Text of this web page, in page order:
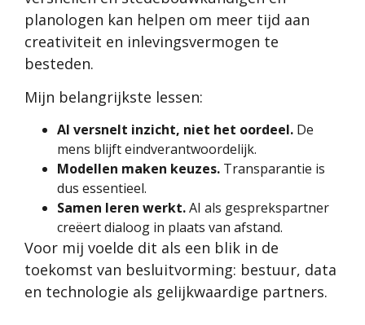
planologen kan helpen om meer tijd aan
creativiteit en inlevingsvermogen te
besteden.
Mijn belangrijkste lessen:
AI versnelt inzicht, niet het oordeel. De
mens blijft eindverantwoordelijk.
Modellen maken keuzes. Transparantie is
dus essentieel.
Samen leren werkt.AI als gesprekspartner
creëert dialoog in plaats van afstand.
Voor mij voelde dit als een blik in de
toekomst van besluitvorming: bestuur, data
en technologie als gelijkwaardige partners.